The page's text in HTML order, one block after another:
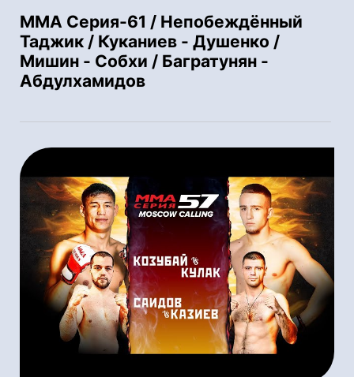
ММА Серия-61 / Непобеждённый
Таджик / Куканиев - Душенко /
Мишин - Собхи / Багратунян -
Абдулхамидов